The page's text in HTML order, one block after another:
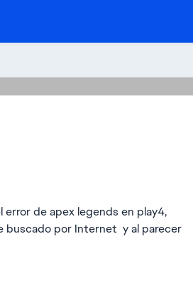
de apex legends en play4,
buscado por Internet y al parecer